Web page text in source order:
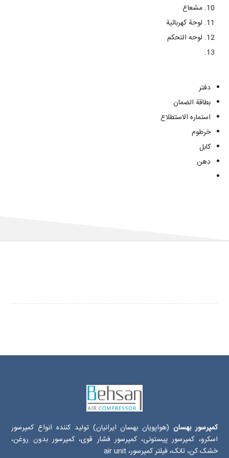
مشعاع
لوحة كهربائية
لوحه التحکم
دفتر
بطاقة الضمان
استماره الاستطلاع
خرطوم
کابل
دِهن
کمپرسور بهسان (هواپویان بهسان ایرانیان) تولید کننده انواع کمپرسور
اسکرو، کمپرسور پیستونی، کمپرسور فشار قوی، کمپرسور بدون روغن،
خشک کن، تانک، فیلتر کمپرسور، air unit